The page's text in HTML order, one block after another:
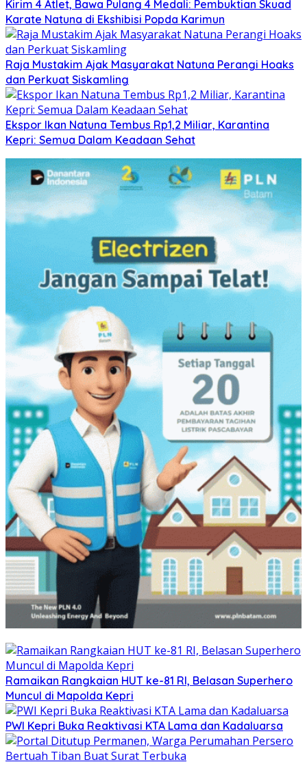
Kirim 4 Atlet, Bawa Pulang 4 Medali: Pembuktian Skuad
Karate Natuna di Ekshibisi Popda Karimun
Raja Mustakim Ajak Masyarakat Natuna Perangi Hoaks
dan Perkuat Siskamling
Ekspor Ikan Natuna Tembus Rp1,2 Miliar, Karantina
Kepri: Semua Dalam Keadaan Sehat
Ramaikan Rangkaian HUT ke-81 RI, Belasan Superhero
Muncul di Mapolda Kepri
PWI Kepri Buka Reaktivasi KTA Lama dan Kadaluarsa